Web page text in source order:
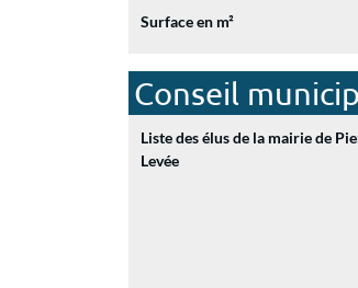
Surface en m²
Conseil
Liste des élus de la mairie de
Levée